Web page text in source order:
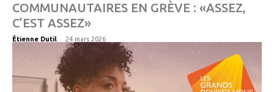
COMMUNAUTAIRES EN GRÈVE : «ASSEZ,
C’EST ASSEZ»
Étienne Dutil - 24 mars 2026